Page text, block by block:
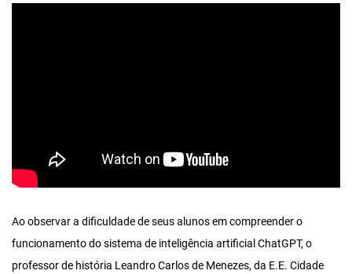
Ao observar a dificuldade de seus alunos em compreender o
funcionamento do sistema de inteligência artificial ChatGPT, o
professor de história Leandro Carlos de Menezes, da E.E. Cidade